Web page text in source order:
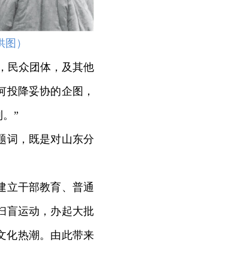
）
民众团体，及其他
降妥协的企图，
”
，既是对山东分
干部教育、普通
盲运动，办起大批
化热潮。由此带来